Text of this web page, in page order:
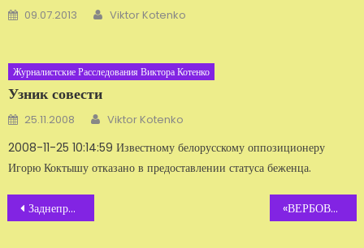
Добавлено
09.07.2013 Автор
Viktor Kotenko
Журналистские Расследования Виктора Котенко
Узник совести
Добавлено
25.11.2008 Автор
Viktor Kotenko
2008-11-25 10:14:59 Известному белорусскому оппозиционеру
Игорю Коктышу отказано в предоставлении статуса беженца.
Навигация
Заднеприводные «голубцы» СБУ с ограниченным доступом «ВЕРБОВКА». Дебилы украинских спецслужб